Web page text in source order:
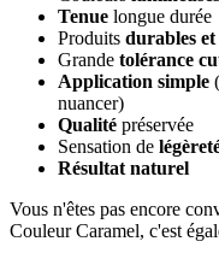
Tenue longue durée
Produits durables et
Grande tolérance
Application simple
nuancer)
Qualité préservée
Sensation de
Résultat naturel
Vous n'êtes pas encore
Couleur Caramel, c'est